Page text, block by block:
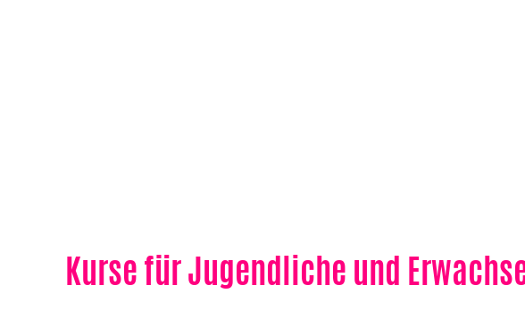
Kurse für Jugendliche und